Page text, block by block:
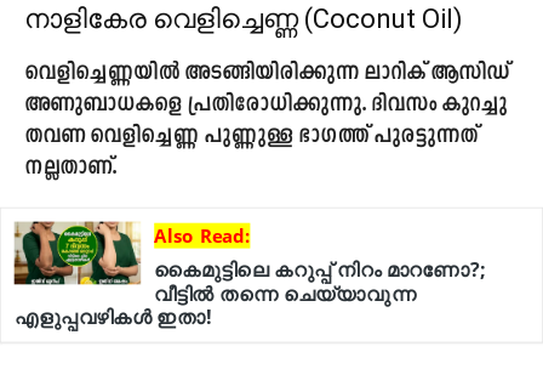
നാളികേര വെളിച്ചെണ്ണ (Coconut Oil)
വെളിച്ചെണ്ണയിൽ അടങ്ങിയിരിക്കുന്ന ലാറിക് ആസിഡ്
അണുബാധകളെ പ്രതിരോധിക്കുന്നു. ദിവസം കുറച്ചു
തവണ വെളിച്ചെണ്ണ പുണ്ണുള്ള ഭാഗത്ത് പുരട്ടുന്നത്
നല്ലതാണ്.